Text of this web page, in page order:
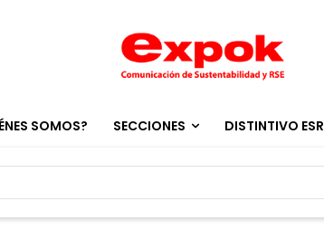
SOMOS? SECCIONES DISTINTIVO ESR